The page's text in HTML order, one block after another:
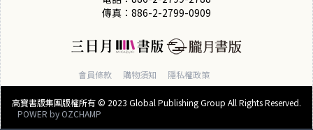
傳真：886-2-2799-0909
會員條款 購物須知 隱私權政策
高寶書版集團版權所有 © 2023 Global Publishing Group All Rights Reserved.
POWER by OZCHAMP